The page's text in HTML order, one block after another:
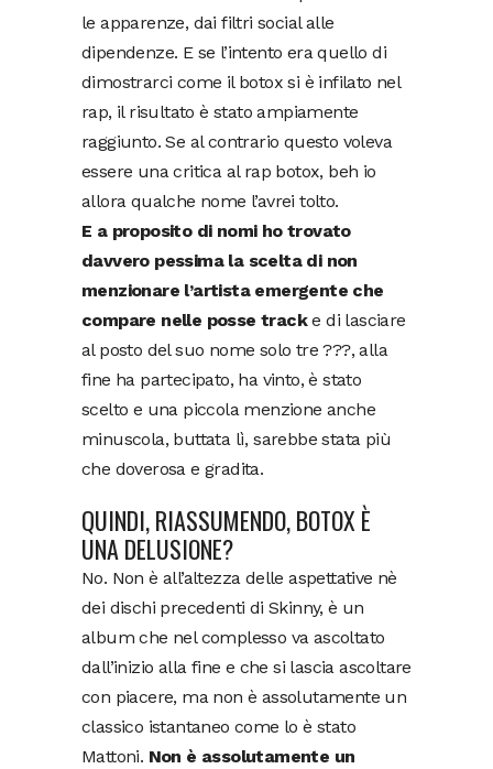
le apparenze, dai filtri social alle
dipendenze. E se l’intento era quello di
dimostrarci come il botox si è infilato nel
rap, il risultato è stato ampiamente
raggiunto. Se al contrario questo voleva
essere una critica al rap botox, beh io
allora qualche nome l’avrei tolto.
E a proposito di nomi ho trovato
davvero pessima la scelta di non
menzionare l’artista emergente che
compare nelle posse tracke di lasciare
al posto del suo nome solo tre ???, alla
fine ha partecipato, ha vinto, è stato
scelto e una piccola menzione anche
minuscola, buttata lì, sarebbe stata più
che doverosa e gradita.
QUINDI, RIASSUMENDO, BOTOX È
UNA DELUSIONE?
No. Non è all’altezza delle aspettative nè
dei dischi precedenti di Skinny, è un
album che nel complesso va ascoltato
dall’inizio alla fine e che si lascia ascoltare
con piacere, ma non è assolutamente un
classico istantaneo come lo è stato
Mattoni. Non è assolutamente un